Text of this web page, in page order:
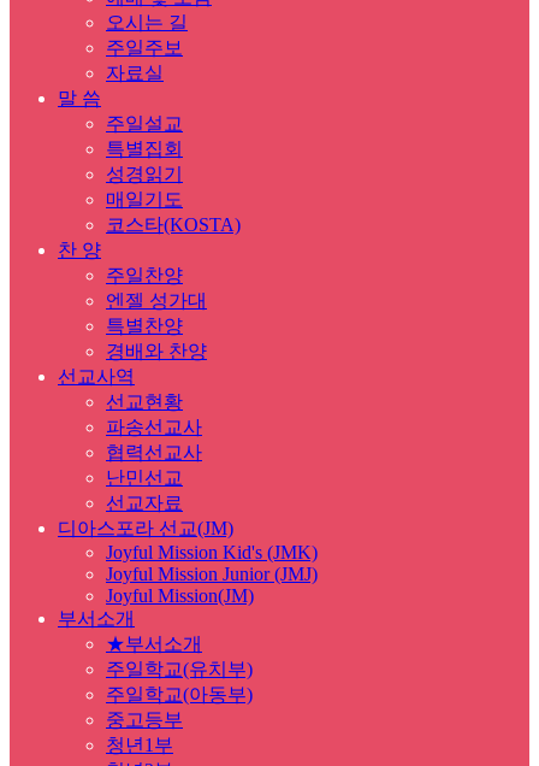
오시는 길
주일주보
자료실
말 씀
주일설교
특별집회
성경읽기
매일기도
코스타(KOSTA)
찬 양
주일찬양
엔젤 성가대
특별찬양
경배와 찬양
선교사역
선교현황
파송선교사
협력선교사
난민선교
선교자료
디아스포라 선교(JM)
Joyful Mission Kid's (JMK)
Joyful Mission Junior (JMJ)
Joyful Mission(JM)
부서소개
★부서소개
주일학교(유치부)
주일학교(아동부)
중고등부
청년1부